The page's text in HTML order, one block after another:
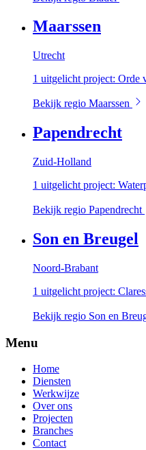
Maarssen
Utrecht
1 uitgelicht project: Orde
Bekijk regio Maarssen
Papendrecht
Zuid-Holland
1 uitgelicht project:
Bekijk regio Papendrecht
Son en Breugel
Noord-Brabant
1 uitgelicht project:
Bekijk regio Son en
Menu
Home
Diensten
Werkwijze
Over ons
Projecten
Branches
Contact